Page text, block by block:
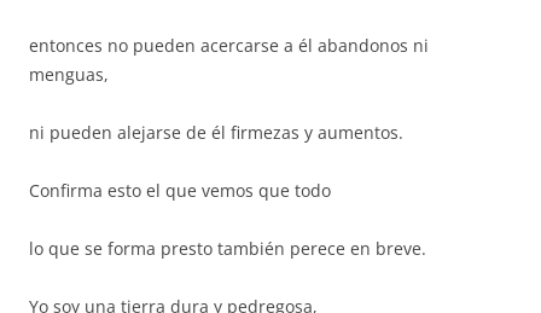
entonces no pueden acercarse a él abandonos ni
menguas,
ni pueden alejarse de él firmezas y aumentos.
Confirma esto el que vemos que todo
lo que se forma presto también perece en breve.
Yo soy una tierra dura y pedregosa,